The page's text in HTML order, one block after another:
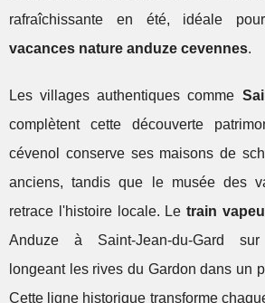
rafraîchissante en été, idéale
vacances nature anduze cevennes.
Les villages authentiques comme
complètent cette découverte
cévenol conserve ses maisons de
anciens, tandis que le musée des
retrace l'histoire locale. Letrain
Anduze à Saint-Jean-du-Gard
longeant les rives du Gardon dans un
Cette ligne historique transforme